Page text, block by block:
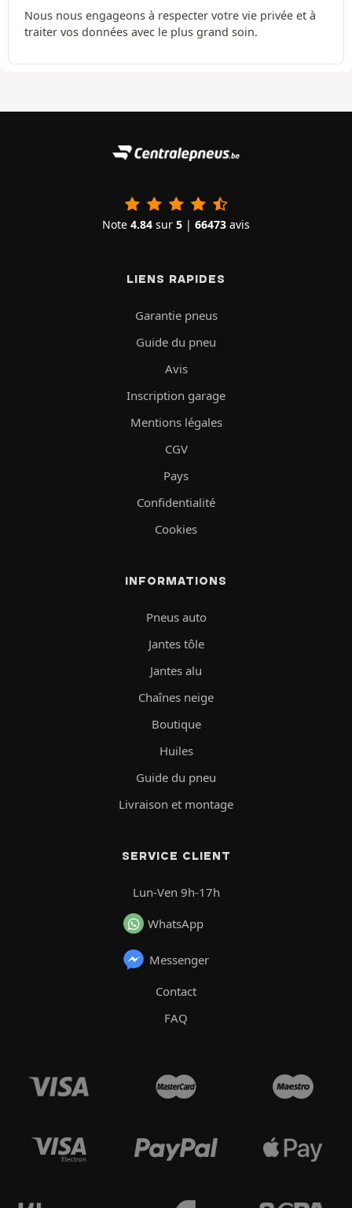
Nous nous engageons à respecter votre vie privée et à
traiter vos données avec le plus grand soin.
Note 4.84 sur 5 | 66473 avis
LIENS RAPIDES
Garantie pneus
Guide du pneu
Avis
Inscription garage
Mentions légales
CGV
Pays
Confidentialité
Cookies
INFORMATIONS
Pneus auto
Jantes tôle
Jantes alu
Chaînes neige
Boutique
Huiles
Guide du pneu
Livraison et montage
SERVICE CLIENT
Lun-Ven 9h-17h
WhatsApp
Messenger
Contact
FAQ